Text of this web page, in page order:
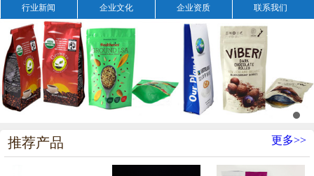
行业新闻 企业文化 企业资质 联系我们
推荐产品 更多>>